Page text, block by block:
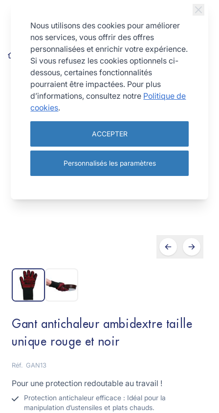
Gant antichaleur ambidextre taille unique rouge et noir
Gant antichaleur ambidextre taille
unique rouge et noir
Réf. GAN13
Pour une protection redoutable au travail !
Protection antichaleur efficace : Idéal pour la
manipulation d’ustensiles et plats chauds.
Nous utilisons des cookies pour améliorer
nos services, vous offrir des offres
personnalisées et enrichir votre expérience.
Si vous refusez les cookies optionnels ci-
dessous, certaines fonctionnalités
pourraient être impactées. Pour plus
d’informations, consultez notre Politique de
cookies.
ACCEPTER
Personnalisés les paramètres